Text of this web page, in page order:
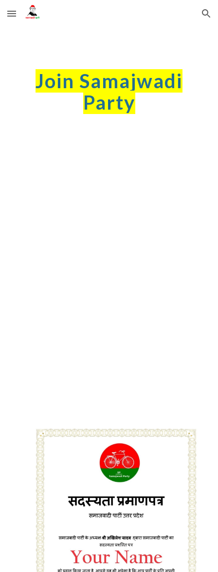
Skip to main content Skip to navigation
Join Samajwadi
Party